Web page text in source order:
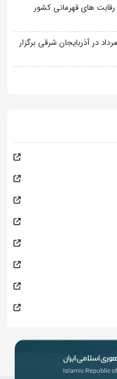
رقابت های قهرمانی کشور
اردوی تیم ملی کشتی ساحلی نوجوانان از 17 مرداد در آذربایجان شرقی برگزار